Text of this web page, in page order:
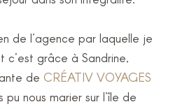
de l’agence par laquelle je
c’est grâce à Sandrine,
de CRÉATIV VOYAGES
pu nous marier sur l’île de